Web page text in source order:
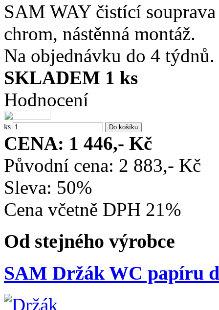
SAM WAY čistící
chrom, nástěnná montáž.
Na objednávku do 4 týdnů.
SKLADEM 1 ks
Hodnocení
ks
CENA: 1 446,- Kč
Původní cena: 2 883,- Kč
Sleva: 50%
Cena včetně DPH 21%
Od stejného výrobce
SAM Držák WC papíru